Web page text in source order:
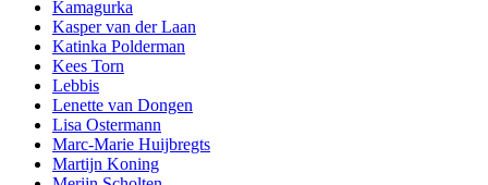
Kamagurka
Kasper van der Laan
Katinka Polderman
Kees Torn
Lebbis
Lenette van Dongen
Lisa Ostermann
Marc-Marie Huijbregts
Martijn Koning